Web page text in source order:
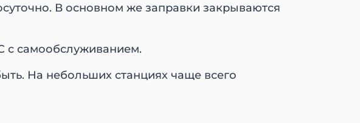
В основном же заправки закрываются
с самообслуживанием.
На небольших станциях чаще всего